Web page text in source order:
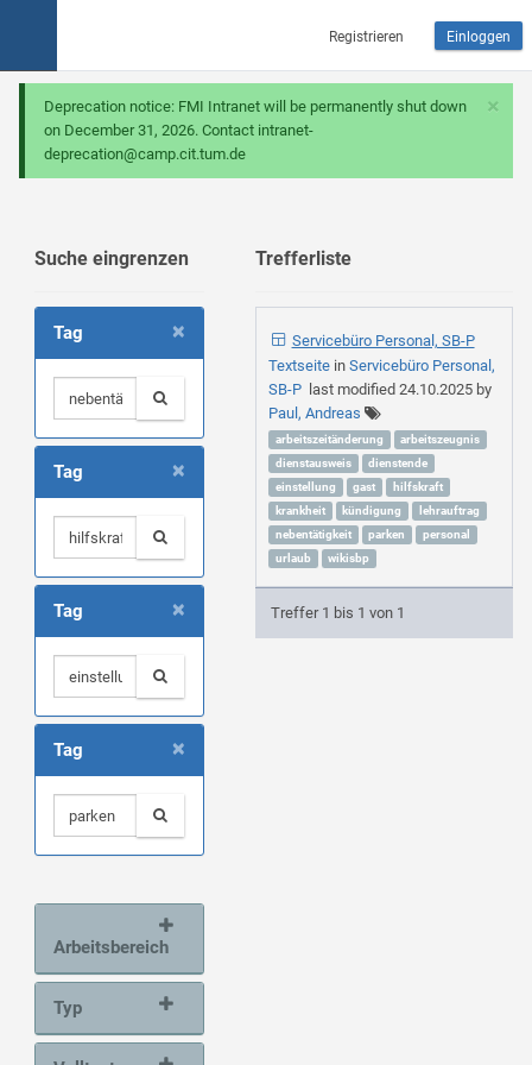
Registrieren Einloggen
×
Deprecation notice: FMI Intranet will be permanently shut down
on December 31, 2026. Contact intranet-
deprecation@camp.cit.tum.de
Suche eingrenzen
×
Tag
×
Tag
×
Tag
×
Tag
Arbeitsbereich
Typ
Trefferliste
Servicebüro Personal, SB-P
Textseite in Servicebüro Personal,
SB-Plast modified 24.10.2025by
Paul, Andreas
arbeitszeitänderung
arbeitszeugnis
dienstausweis
dienstende
einstellung
gast
hilfskraft
krankheit
kündigung
lehrauftrag
nebentätigkeit
parken
personal
urlaub
wikisbp
Treffer 1 bis 1 von 1